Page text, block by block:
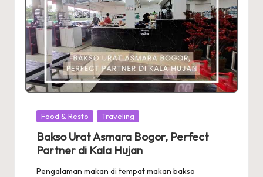
Posted
Food & Resto Traveling
Bakso Urat Asmara Bogor, Perfect
Partner di Kala Hujan
Pengalaman makan di tempat makan bakso